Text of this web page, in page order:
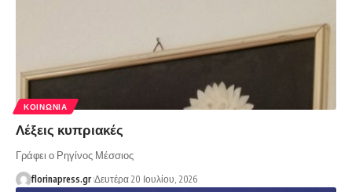
ΚΟΙΝΩΝΊΑ
Λέξεις κυπριακές
Γράφει ο Ρηγίνος Μέσσιος
florinapress.gr Δευτέρα 20 Ιουλίου, 2026